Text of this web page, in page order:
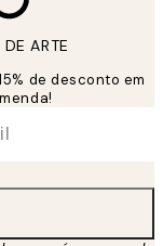
ARTE
de desconto em